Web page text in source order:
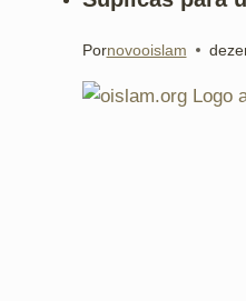
Pornovooislam